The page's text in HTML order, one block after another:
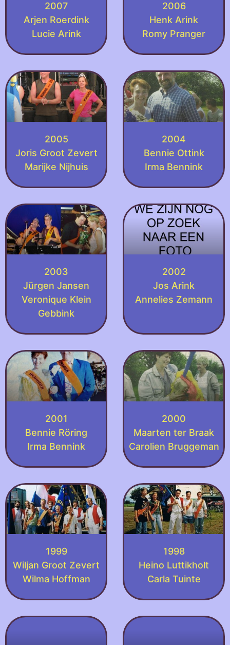
2007
Arjen Roerdink
Lucie Arink
2006
Henk Arink
Romy Pranger
2005
Joris Groot Zevert
Marijke Nijhuis
2004
Bennie Ottink
Irma Bennink
2003
Jürgen Jansen
Veronique Klein
Gebbink
2002
Jos Arink
Annelies Zemann
2001
Bennie Röring
Irma Bennink
2000
Maarten ter Braak
Carolien Bruggeman
1999
Wiljan Groot Zevert
Wilma Hoffman
1998
Heino Luttikholt
Carla Tuinte